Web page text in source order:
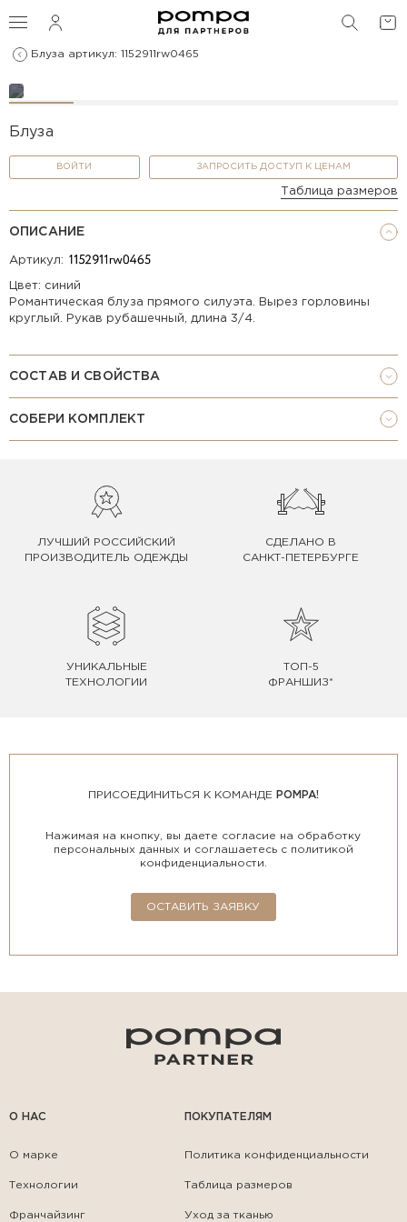
Блуза артикул: 1152911rw0465
Блуза
ВОЙТИ ЗАПРОСИТЬ ДОСТУП К ЦЕНАМ
Таблица размеров
ОПИСАНИЕ
Артикул:
Цвет: синий
Романтическая блуза прямого силуэта. Вырез горловины
круглый. Рукав рубашечный, длина 3/4.
СОСТАВ И СВОЙСТВА
СОБЕРИ КОМПЛЕКТ
ЛУЧШИЙ РОССИЙСКИЙ
ПРОИЗВОДИТЕЛЬ ОДЕЖДЫ
СДЕЛАНО В
САНКТ-ПЕТЕРБУРГЕ
УНИКАЛЬНЫЕ
ТЕХНОЛОГИИ
ТОП-5
ФРАНШИЗ*
О НАС
О марке
Технологии
Франчайзинг
ПОКУПАТЕЛЯМ
Политика конфиденциальности
Таблица размеров
Уход за тканью
ПРИСОЕДИНИТЬСЯ К КОМАНДЕ POMPA!
Нажимая на кнопку, вы даете согласие на обработку
персональных данных и соглашаетесь с политикой
конфиденциальности.
ОСТАВИТЬ ЗАЯВКУ